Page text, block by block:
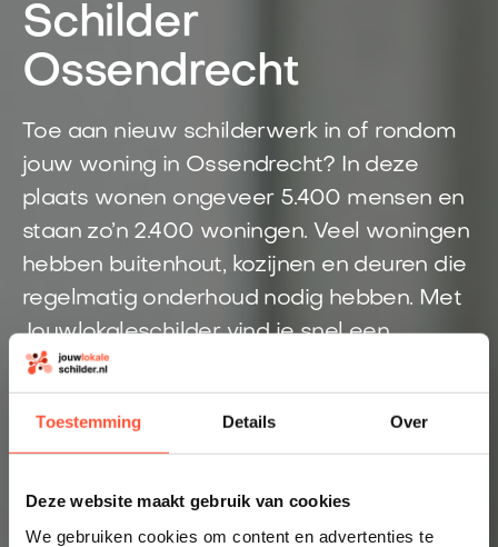
Toestemming Details Over
Deze website maakt gebruik van cookies
We gebruiken cookies om content en advertenties te
Schilder
Ossendrecht
Toe aan nieuw schilderwerk in of rondom
jouw woning in Ossendrecht? In deze
plaats wonen ongeveer 5.400 mensen en
staan zo’n 2.400 woningen. Veel woningen
hebben buitenhout, kozijnen en deuren die
regelmatig onderhoud nodig hebben. Met
Jouwlokaleschilder vind je snel een
schilder uit de regio Ossendrecht. Geen
losse offertes najagen, maar snel
vakmanschap dichtbij huis.
Altijd een schilder bij jou in de buurt